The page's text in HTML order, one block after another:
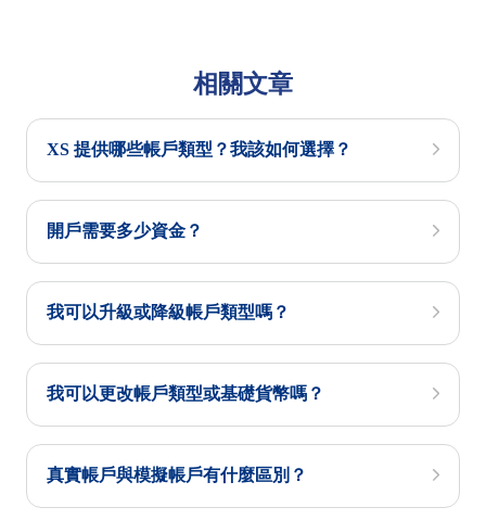
相關文章
XS 提供哪些帳戶類型？我該如何選擇？
開戶需要多少資金？
我可以升級或降級帳戶類型嗎？
我可以更改帳戶類型或基礎貨幣嗎？
真實帳戶與模擬帳戶有什麼區別？